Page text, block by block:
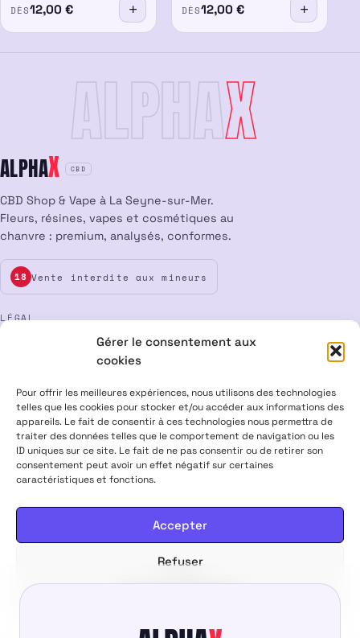
Gérer le consentement aux
cookies
Pour offrir les meilleures expériences, nous utilisons des technologies
telles que les cookies pour stocker et/ou accéder aux informations des
appareils. Le fait de consentir à ces technologies nous permettra de
traiter des données telles que le comportement de navigation ou les
ID uniques sur ce site. Le fait de ne pas consentir ou de retirer son
consentement peut avoir un effet négatif sur certaines
caractéristiques et fonctions.
Accepter
Refuser
Politique de cookies Politique de confidentialité
DÈS12,00€
DÈS12,00€
ALPHAX
ALPHAX CBD
CBD Shop & Vape à La Seyne-sur-Mer.
Fleurs, résines, vapes et cosmétiques au
chanvre : premium, analysés, conformes.
18 Vente interdite aux mineurs
LÉGAL
CGV Confidentialité
Cookies
ALPHA X CBD Shop © 2026 · Tous droits réservés
Visa
Mastercard CB
PRODUITS CONTENANT MOINS DE 0,3 % DE THC, CONFORMES À LA
INTERDITS AUX FEMMES ENCEINTES & ALLAITANTES · NE PAS
CONDUIRE APRÈS USAGE · VENTE INTERDITE AUX MINEURS